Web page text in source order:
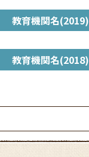
教育機関名(2019)
教育機関名(2018)